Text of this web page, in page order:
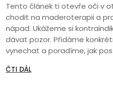
Tento článek ti otevře oči v
chodit na maderoterapii a
nápad. Ukážeme si
dávat pozor. Přidáme
vynechat a poradíme, jak
není pro každého. Budeš
ČTI DÁL